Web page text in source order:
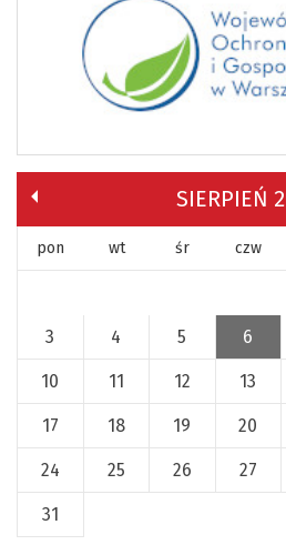
SIERPIEŃ
pon wt śr czw
3 4 5 6
10 11 12 13
17 18 19 20
24 25 26 27
31